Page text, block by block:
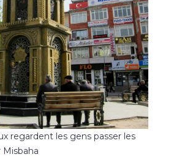
regardent les gens passer les
Misbaha